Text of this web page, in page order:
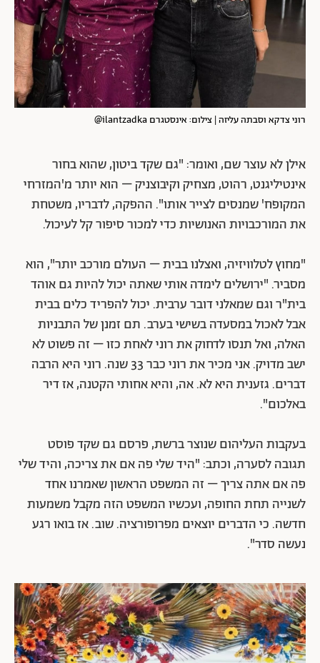
רוני צדקא וסבתה עליזה | צילום: אינסטגרם ilantzadka@
אילן לא עוצר שם, ואומר: "גם שקד ביטון, שהוא בחור
אינטיליגנט, רהוט, מצחיק וקיבוצניק – הוא יותר מ'המזרחי
המקופח' שמנסים לצייר אותו". ההפקה, לדבריו, משטחת
את המורכבויות האנושיות כדי למכור סיפור קל לעיכול.
"מחוץ לטלוויזיה, ואצלנו בבית – העולם מורכב יותר", הוא
מסביר. "ירושלים לימדה אותי שאתה יכול להיות גם אוהד
בית"ר וגם שמאלני דובר ערבית. יכול להפריד כלים בבית
אבל לאכול במסעדה בשישי בערב. תם זמנן של התבניות
האלה, ואל תנסו לדחוק את רוני לאחת כזו – זה פשוט לא
ישב מדויק. אני מכיר את רוני כבר 33 שנה. רוני היא הרבה
דברים. גזענית היא לא. אה, והיא אחותי הקטנה, אז דיר
באלכום".
בעקבות העליהום שנוצר ברשת, פרסם גם שקד פוסט
תגובה לסערה, וכתב: "היד שלי פה אם את צריכה, והיד שלי
פה אם אתה צריך – זה המשפט הראשון שאמרנו אחד
לשנייה תחת החופה, ועכשיו המשפט הזה מקבל משמעות
חדשה. כי הדברים יוצאים מפרופורציה. שוב. אז בואו רגע
נעשה סדר".